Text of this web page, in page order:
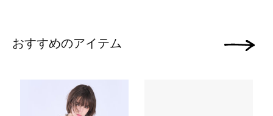
おすすめのアイテム 次の画像